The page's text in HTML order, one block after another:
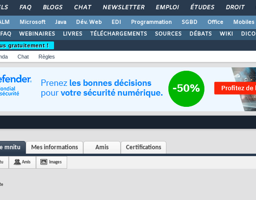
FAQ BLOGS CHAT NEWSLETTER EMPLOI ÉTUDES DROIT
Microsoft Java Dév. Web EDI Programmation SGBD Office Mobiles
FAQ WEBINAIRES LIVRES TÉLÉCHARGEMENTS SOURCES DÉBATS WIKI DICO
gratuitement !
Chat Règles
mnitu Mes informations Amis Certifications
Amis Images